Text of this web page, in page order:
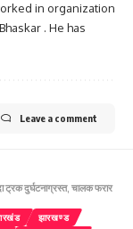
in organization
. He has
Leave a comment
ट्रक दुर्घटनाग्रस्त, चालक फरार
झारखण्ड